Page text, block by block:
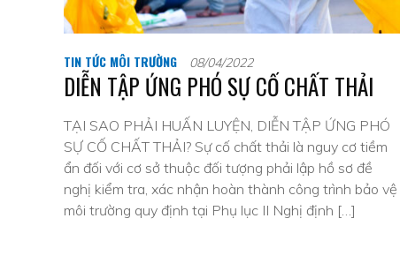
TIN TỨC MÔI TRƯỜNG 08/04/2022
DIỄN TẬP ỨNG PHÓ SỰ CỐ CHẤT THẢI
TẠI SAO PHẢI HUẤN LUYỆN, DIỄN TẬP ỨNG PHÓ
SỰ CỐ CHẤT THẢI? Sự cố chất thải là nguy cơ tiềm
ẩn đối với cơ sở thuộc đối tượng phải lập hồ sơ đề
nghị kiểm tra, xác nhận hoàn thành công trình bảo vệ
môi trường quy định tại Phụ lục II Nghị định […]